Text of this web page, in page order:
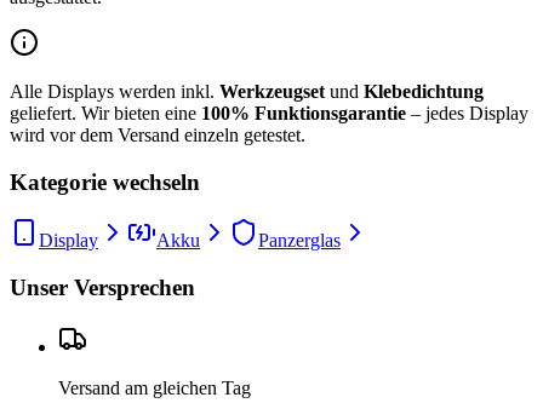
Alle Displays werden inkl. Werkzeugset und Klebedichtung
geliefert. Wir bieten eine 100% Funktionsgarantie – jedes Display
wird vor dem Versand einzeln getestet.
Kategorie wechseln
Display Akku Panzerglas
Unser Versprechen
Versand am gleichen Tag